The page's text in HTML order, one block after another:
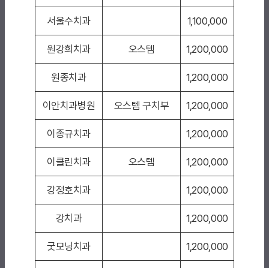
서울수치과 1,100,000
원강희치과 오스템 1,200,000
원종치과 1,200,000
이안치과병원 오스템 구치부 1,200,000
이종규치과 1,200,000
이클린치과 오스템 1,200,000
강정호치과 1,200,000
강치과 1,200,000
굿모닝치과 1,200,000